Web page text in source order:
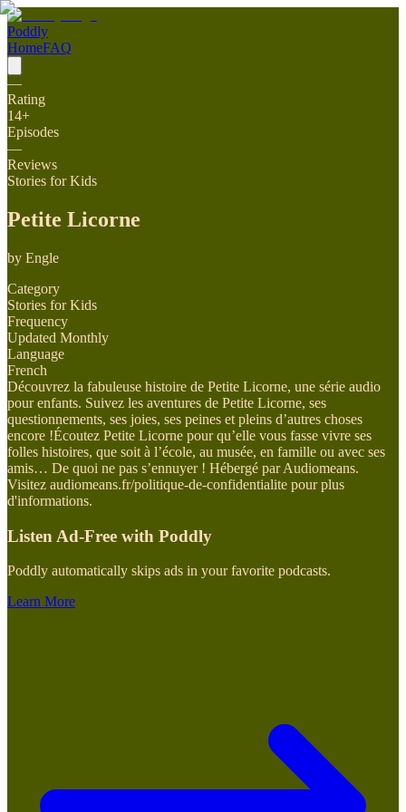
Poddly
HomeFAQ
—
Rating
14+
Episodes
—
Reviews
Stories for Kids
Petite Licorne
by Engle
Category
Stories for Kids
Frequency
Updated Monthly
Language
French
Découvrez la fabuleuse histoire de Petite Licorne, une série audio
pour enfants. Suivez les aventures de Petite Licorne, ses
questionnements, ses joies, ses peines et pleins d’autres choses
encore !Écoutez Petite Licorne pour qu’elle vous fasse vivre ses
folles histoires, que soit à l’école, au musée, en famille ou avec ses
amis… De quoi ne pas s’ennuyer ! Hébergé par Audiomeans.
Visitez audiomeans.fr/politique-de-confidentialite pour plus
d'informations.
Listen Ad-Free with Poddly
Poddly automatically skips ads in your favorite podcasts.
Learn More